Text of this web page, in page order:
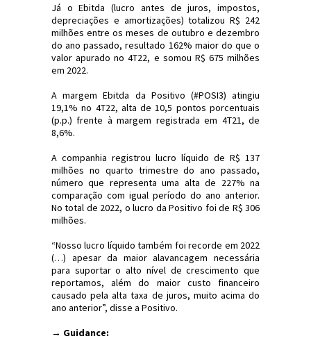
Já o Ebitda (lucro antes de juros, impostos,
depreciações e amortizações) totalizou R$ 242
milhões entre os meses de outubro e dezembro
do ano passado, resultado 162% maior do que o
valor apurado no 4T22, e somou R$ 675 milhões
em 2022.
A margem Ebitda da Positivo (#POSI3) atingiu
19,1% no 4T22, alta de 10,5 pontos porcentuais
(p.p.) frente à margem registrada em 4T21, de
8,6%.
A companhia registrou lucro líquido de R$ 137
milhões no quarto trimestre do ano passado,
número que representa uma alta de 227% na
comparação com igual período do ano anterior.
No total de 2022, o lucro da Positivo foi de R$ 306
milhões.
“Nosso lucro líquido também foi recorde em 2022
(…) apesar da maior alavancagem necessária
para suportar o alto nível de crescimento que
reportamos, além do maior custo financeiro
causado pela alta taxa de juros, muito acima do
ano anterior”, disse a Positivo.
→ Guidance: